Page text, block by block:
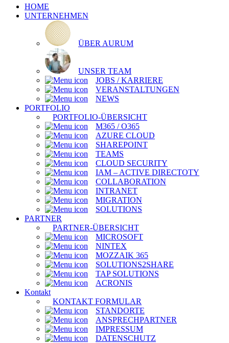
HOME
UNTERNEHMEN
ÜBER AURUM
UNSER TEAM
JOBS / KARRIERE
VERANSTALTUNGEN
NEWS
PORTFOLIO
PORTFOLIO-ÜBERSICHT
M365 / O365
AZURE CLOUD
SHAREPOINT
TEAMS
CLOUD SECURITY
IAM – ACTIVE DIRECTOTY
COLLABORATION
INTRANET
MIGRATION
SOLUTIONS
PARTNER
PARTNER-ÜBERSICHT
MICROSOFT
NINTEX
MOZZAIK 365
SOLUTIONS2SHARE
TAP SOLUTIONS
ACRONIS
Kontakt
KONTAKT FORMULAR
STANDORTE
ANSPRECHPARTNER
IMPRESSUM
DATENSCHUTZ